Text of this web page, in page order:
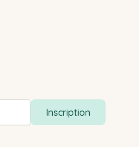
Adresse email
Inscription